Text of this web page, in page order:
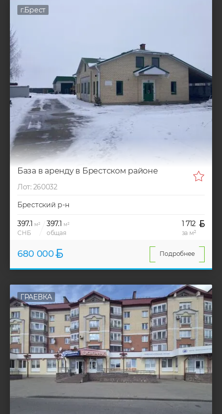
г.Брест
База в аренду в Брестском районе
Лот: 260032
Брестский р-н
397.1 м²
СНБ
397.1 м²
общая
1 712
за м²
680 000 Подробнее
ГРАЕВКА